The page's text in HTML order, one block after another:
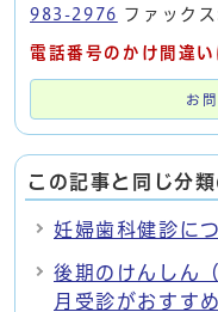
983-2976 ファック
電話番号のかけ間違い
お
この記事と同じ分
妊婦歯科健診に
後期のけんしん
月受診がおすすめ